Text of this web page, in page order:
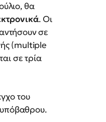
θα
. Οι
σε
(multiple
σε τρία
του
υπόβαθρου.